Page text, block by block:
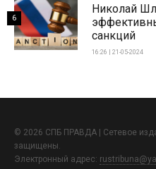
Николай
санкций
16:26 | 21-05-2024
6
© 2026 СПБ ПРАВДА | Сетевое
защищены.
Электронный адрес: